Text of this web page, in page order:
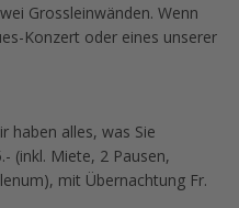
Grossleinwänden. Wenn
Konzert oder eines unserer
haben alles, was Sie
(inkl. Miete, 2 Pausen,
mit Übernachtung Fr.